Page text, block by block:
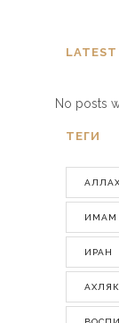
No posts
ТЕГИ
АЛЛАХ
ИМАМ
ИРАН
АХЛЯК